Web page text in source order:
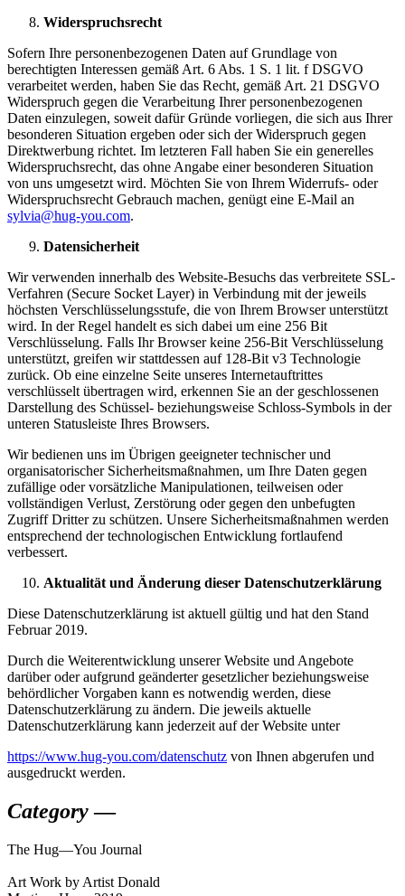
Widerspruchsrecht
Sofern Ihre personenbezogenen Daten auf Grundlage von
berechtigten Interessen gemäß Art. 6 Abs. 1 S. 1 lit. f DSGVO
verarbeitet werden, haben Sie das Recht, gemäß Art. 21 DSGVO
Widerspruch gegen die Verarbeitung Ihrer personenbezogenen
Daten einzulegen, soweit dafür Gründe vorliegen, die sich aus Ihrer
besonderen Situation ergeben oder sich der Widerspruch gegen
Direktwerbung richtet. Im letzteren Fall haben Sie ein generelles
Widerspruchsrecht, das ohne Angabe einer besonderen Situation
von uns umgesetzt wird. Möchten Sie von Ihrem Widerrufs- oder
Widerspruchsrecht Gebrauch machen, genügt eine E-Mail an
sylvia@hug-you.com.
Datensicherheit
Wir verwenden innerhalb des Website-Besuchs das verbreitete SSL-
Verfahren (Secure Socket Layer) in Verbindung mit der jeweils
höchsten Verschlüsselungsstufe, die von Ihrem Browser unterstützt
wird. In der Regel handelt es sich dabei um eine 256 Bit
Verschlüsselung. Falls Ihr Browser keine 256-Bit Verschlüsselung
unterstützt, greifen wir stattdessen auf 128-Bit v3 Technologie
zurück. Ob eine einzelne Seite unseres Internetauftrittes
verschlüsselt übertragen wird, erkennen Sie an der geschlossenen
Darstellung des Schüssel- beziehungsweise Schloss-Symbols in der
unteren Statusleiste Ihres Browsers.
Wir bedienen uns im Übrigen geeigneter technischer und
organisatorischer Sicherheitsmaßnahmen, um Ihre Daten gegen
zufällige oder vorsätzliche Manipulationen, teilweisen oder
vollständigen Verlust, Zerstörung oder gegen den unbefugten
Zugriff Dritter zu schützen. Unsere Sicherheitsmaßnahmen werden
entsprechend der technologischen Entwicklung fortlaufend
verbessert.
Aktualität und Änderung dieser Datenschutzerklärung
Diese Datenschutzerklärung ist aktuell gültig und hat den Stand
Februar 2019.
Durch die Weiterentwicklung unserer Website und Angebote
darüber oder aufgrund geänderter gesetzlicher beziehungsweise
behördlicher Vorgaben kann es notwendig werden, diese
Datenschutzerklärung zu ändern. Die jeweils aktuelle
Datenschutzerklärung kann jederzeit auf der Website unter
https://www.hug-you.com/datenschutz von Ihnen abgerufen und
ausgedruckt werden.
Category—
The Hug—You Journal
Art Work by Artist Donald